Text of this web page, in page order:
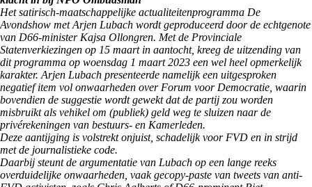
Het satirisch-maatschappelijke actualiteitenprogramma De
Avondshow met Arjen Lubach wordt geproduceerd door de echtgenote
van D66-minister Kajsa Ollongren. Met de Provinciale
Statenverkiezingen op 15 maart in aantocht, kreeg de uitzending van
dit programma op woensdag 1 maart 2023 een wel heel opmerkelijk
karakter. Arjen Lubach presenteerde namelijk een uitgesproken
negatief item vol onwaarheden over Forum voor Democratie, waarin
bovendien de suggestie wordt gewekt dat de partij zou worden
misbruikt als vehikel om (publiek) geld weg te sluizen naar de
privérekeningen van bestuurs- en Kamerleden.
Deze aantijging is volstrekt onjuist, schadelijk voor FVD en in strijd
met de journalistieke code.
Daarbij steunt de argumentatie van Lubach op een lange reeks
overduidelijke onwaarheden, vaak gecopy-paste van tweets van anti-